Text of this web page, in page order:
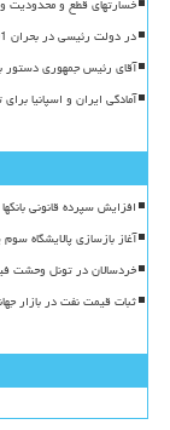
خسارتهای قطع و محدودیت و
در دولت رئیسی در بحران 1401 وعده دادند اینترنت به طور موقت قطع می شود اما ماندگار شد
آقای رئیس جمهوری دستور
آمادگی ایران و اسپانیا
افزایش سپرده قانونی
آغاز بازسازی پالایشگاه
خردسالان در تونل وحشت
ثبات قیمت نفت در بازار